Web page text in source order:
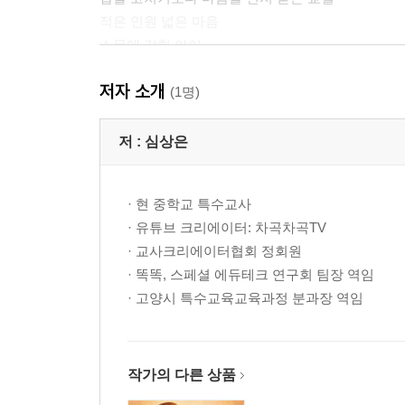
소문에 갇힌 아이
멈춰 선 이유를 다시 생각하게 된 날
말도 습관이 된다
행동 뒤에 숨은 마음을 만나는 시간
2부 두 이름 사이, 가르치며 또 배우며
아빠의 마음으로 가르친다는 것
아이들에게서 배우는 교실
잠시 멈춰도 되는 자리
아이의 성장을 돕는 교실
부모가 걸어온 시간의 무게
나를 탓하지 않는 연습
저자 소개 (1명)
저 : 심상은
· 현 중학교 특수교사
· 유튜브 크리에이터: 차곡차곡TV
· 교사크리에이터협회 정회원
· 똑똑, 스페셜 에듀테크 연구회 팀장 역임
· 고양시 특수교육교육과정 분과장 역임
작가의 다른 상품